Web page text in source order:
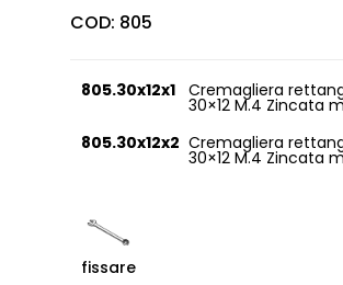
COD: 805
805.30x12x1 Cremagliera
30×12 M.4 Zincata
805.30x12x2 Cremagliera
30×12 M.4 Zincata
fissare